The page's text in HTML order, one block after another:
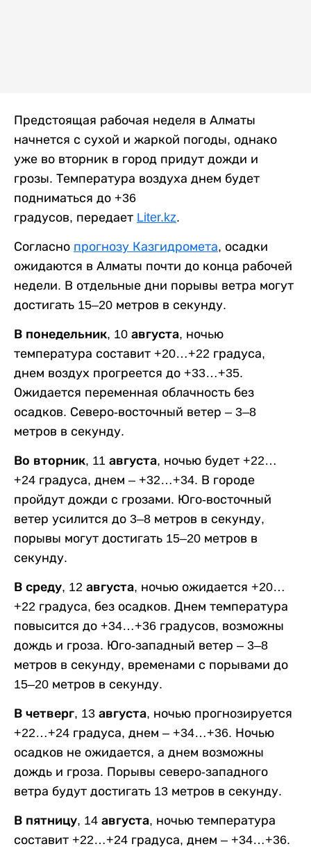
Предстоящая рабочая неделя в Алматы
начнется с сухой и жаркой погоды, однако
уже во вторник в город придут дожди и
грозы. Температура воздуха днем будет
подниматься до +36
градусов, передает Liter.kz.
Согласно прогнозу Казгидромета, осадки
ожидаются в Алматы почти до конца рабочей
недели. В отдельные дни порывы ветра могут
достигать 15–20 метров в секунду.
В понедельник, 10 августа, ночью
температура составит +20…+22 градуса,
днем воздух прогреется до +33…+35.
Ожидается переменная облачность без
осадков. Северо-восточный ветер – 3–8
метров в секунду.
Во вторник, 11 августа, ночью будет +22…
+24 градуса, днем – +32…+34. В городе
пройдут дожди с грозами. Юго-восточный
ветер усилится до 3–8 метров в секунду,
порывы могут достигать 15–20 метров в
секунду.
В среду, 12 августа, ночью ожидается +20…
+22 градуса, без осадков. Днем температура
повысится до +34…+36 градусов, возможны
дождь и гроза. Юго-западный ветер – 3–8
метров в секунду, временами с порывами до
15–20 метров в секунду.
В четверг, 13 августа, ночью прогнозируется
+22…+24 градуса, днем – +34…+36. Ночью
осадков не ожидается, а днем возможны
дождь и гроза. Порывы северо-западного
ветра будут достигать 13 метров в секунду.
В пятницу, 14 августа, ночью температура
составит +22…+24 градуса, днем – +34…+36.